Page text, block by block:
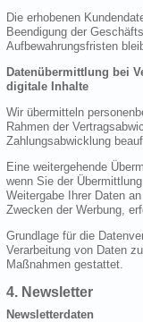
Die erhobenen
Beendigung der
Aufbewahrungsfristen
Datenübermittlung bei
digitale Inhalte
Wir übermitteln
Rahmen der
Zahlungsabwicklung
Eine weitergehende
wenn Sie der
Weitergabe Ihrer Daten
Zwecken der Werbung,
Grundlage für die
Verarbeitung von Daten
Maßnahmen gestattet.
4. Newsletter
Newsletterdaten